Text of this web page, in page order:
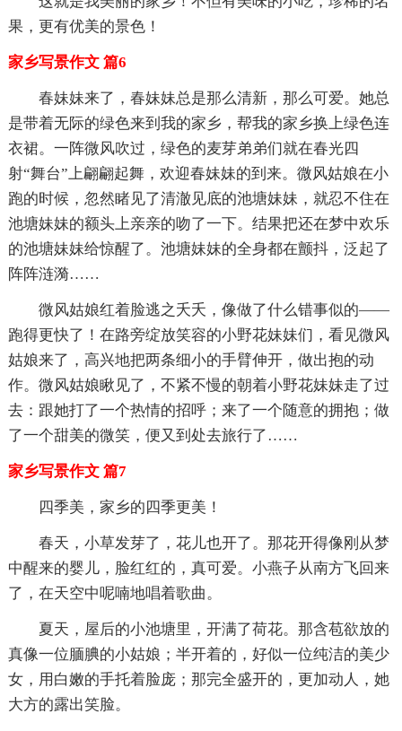
果，更有优美的景色！
家乡写景作文 篇6
春妹妹来了，春妹妹总是那么清新，那么可爱。她总
是带着无际的绿色来到我的家乡，帮我的家乡换上绿色连
衣裙。一阵微风吹过，绿色的麦芽弟弟们就在春光四
射“舞台”上翩翩起舞，欢迎春妹妹的到来。微风姑娘在小
跑的时候，忽然睹见了清澈见底的池塘妹妹，就忍不住在
池塘妹妹的额头上亲亲的吻了一下。结果把还在梦中欢乐
的池塘妹妹给惊醒了。池塘妹妹的全身都在颤抖，泛起了
阵阵涟漪……
微风姑娘红着脸逃之夭夭，像做了什么错事似的——
跑得更快了！在路旁绽放笑容的小野花妹妹们，看见微风
姑娘来了，高兴地把两条细小的手臂伸开，做出抱的动
作。微风姑娘瞅见了，不紧不慢的朝着小野花妹妹走了过
去：跟她打了一个热情的招呼；来了一个随意的拥抱；做
了一个甜美的微笑，便又到处去旅行了……
家乡写景作文 篇7
四季美，家乡的四季更美！
春天，小草发芽了，花儿也开了。那花开得像刚从梦
中醒来的婴儿，脸红红的，真可爱。小燕子从南方飞回来
了，在天空中呢喃地唱着歌曲。
夏天，屋后的小池塘里，开满了荷花。那含苞欲放的
真像一位腼腆的小姑娘；半开着的，好似一位纯洁的美少
女，用白嫩的手托着脸庞；那完全盛开的，更加动人，她
大方的露出笑脸。